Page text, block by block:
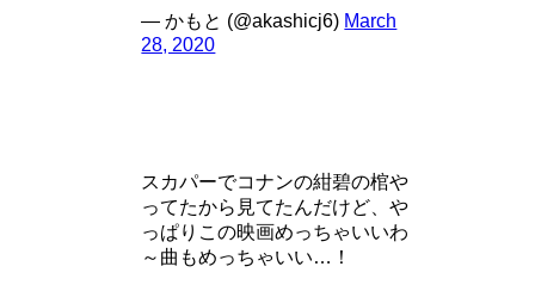
— かもと (@akashicj6) March
28, 2020
スカパーでコナンの紺碧の棺や
ってたから見てたんだけど、や
っぱりこの映画めっちゃいいわ
～曲もめっちゃいい…！